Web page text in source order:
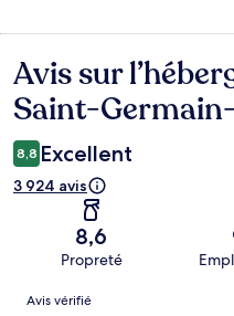
Avis
Avis sur
Saint-
8,8 Excellent
3 924 avis
8,6
Propreté
Avis
Avis vérifié